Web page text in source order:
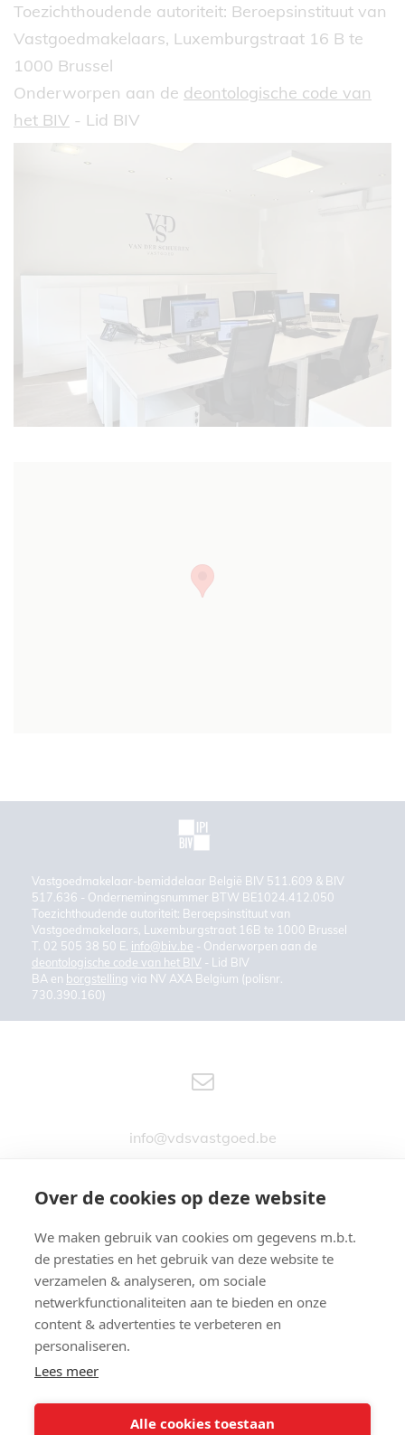
Toezichthoudende autoriteit: Beroepsinstituut van
Vastgoedmakelaars, Luxemburgstraat 16 B te
1000 Brussel
Onderworpen aan de deontologische code van
het BIV - Lid BIV
Vastgoedmakelaar-bemiddelaar België BIV 511.609 & BIV
517.636 - Ondernemingsnummer BTW BE1024.412.050
Toezichthoudende autoriteit: Beroepsinstituut van
Vastgoedmakelaars, Luxemburgstraat 16B te 1000 Brussel
T. 02 505 38 50 E. info@biv.be - Onderworpen aan de
deontologische code van het BIV - Lid BIV
BA en borgstelling via NV AXA Belgium (polisnr.
730.390.160)
info@vdsvastgoed.be
Stationsstraat 76
9890 GAVERE
Over de cookies op deze website
We maken gebruik van cookies om gegevens m.b.t.
de prestaties en het gebruik van deze website te
verzamelen & analyseren, om sociale
netwerkfunctionaliteiten aan te bieden en onze
content & advertenties te verbeteren en
personaliseren.
Lees meer
Alle cookies toestaan